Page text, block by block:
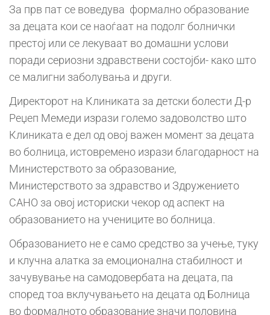
За прв пат се воведува формално образование
за децата кои се наоѓаат на подолг болнички
престој или се лекуваат во домашни услови
поради сериозни здравствени состојби- како што
се малигни заболувања и други.
Директорот на Клиниката за детски болести Д-р
Реџеп Мемеди изрази големо задоволство што
Клиниката е дел од овој важен момент за децата
во болница, истовремено изрази благодарност на
Министерството за образование,
Министерството за здравство и Здружението
САНО за овој историски чекор од аспект на
образованието на учениците во болница.
Образованието не е само средство за учење, туку
и клучна алатка за емоционална стабилност и
зачувување на самодовербата на децата, па
според тоа вклучувањето на децата од Болница
во формалното образование значи половина